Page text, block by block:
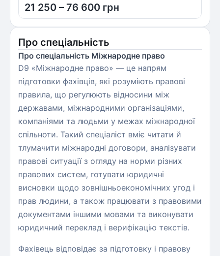
21 250 – 76 600 грн
Про спеціальність
Про спеціальність Міжнародне право
D9 «Міжнародне право» — це напрям
підготовки фахівців, які розуміють правові
правила, що регулюють відносини між
державами, міжнародними організаціями,
компаніями та людьми у межах міжнародної
спільноти. Такий спеціаліст вміє читати й
тлумачити міжнародні договори, аналізувати
правові ситуації з огляду на норми різних
правових систем, готувати юридичні
висновки щодо зовнішньоекономічних угод і
прав людини, а також працювати з правовими
документами іншими мовами та виконувати
юридичний переклад і верифікацію текстів.
Фахівець відповідає за підготовку і правову